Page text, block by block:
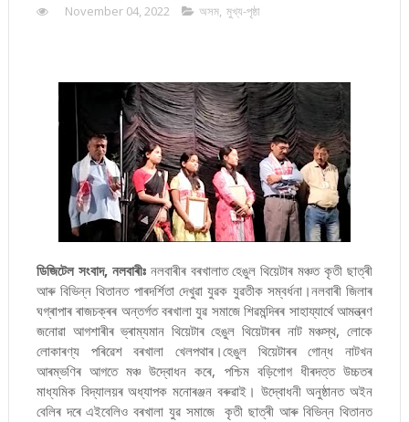
November 04, 2022 অসম, মুখ্য-পৃষ্ঠা
ডিজিটেল সংবাদ, নলবাৰীঃনলবাৰীৰ বৰখালাত হেঙুল থিয়েটাৰ মঞ্চত কৃতী ছাত্ৰী
আৰু বিভিন্ন থিতানত পাৰদৰ্শিতা দেখুৱা যুৱক যুৱতীক সম্বৰ্ধনা।নলবাৰী জিলাৰ
ঘগ্ৰাপাৰ ৰাজচক্ৰৰ অন্তৰ্গত বৰখালা যুৱ সমাজে শিৱমন্দিৰৰ সাহায্যাৰ্থে আমন্ত্ৰণ
জনোৱা আগশাৰীৰ ভ্ৰাম্যমান থিয়েটাৰ হেঙুল থিয়েটাৰৰ নাট মঞ্চস্থ, লোকে
লোকাৰণ্য পৰিৱেশ বৰখালা খেলপথাৰ।হেঙুল থিয়েটাৰৰ গোন্ধ নাটখন
আৰম্ভণিৰ আগতে মঞ্চ উদ্বোধন কৰে, পশ্চিম বড়িগোগ ধীৰদত্ত উচ্চতৰ
মাধ্যমিক বিদ্যালয়ৰ অধ্যাপক মনোৰঞ্জন বৰুৱাই। উদ্বোধনী অনুষ্ঠানত অইন
বেলিৰ দৰে এইবেলিও বৰখালা যুৱ সমাজে কৃতী ছাত্ৰী আৰু বিভিন্ন থিতানত